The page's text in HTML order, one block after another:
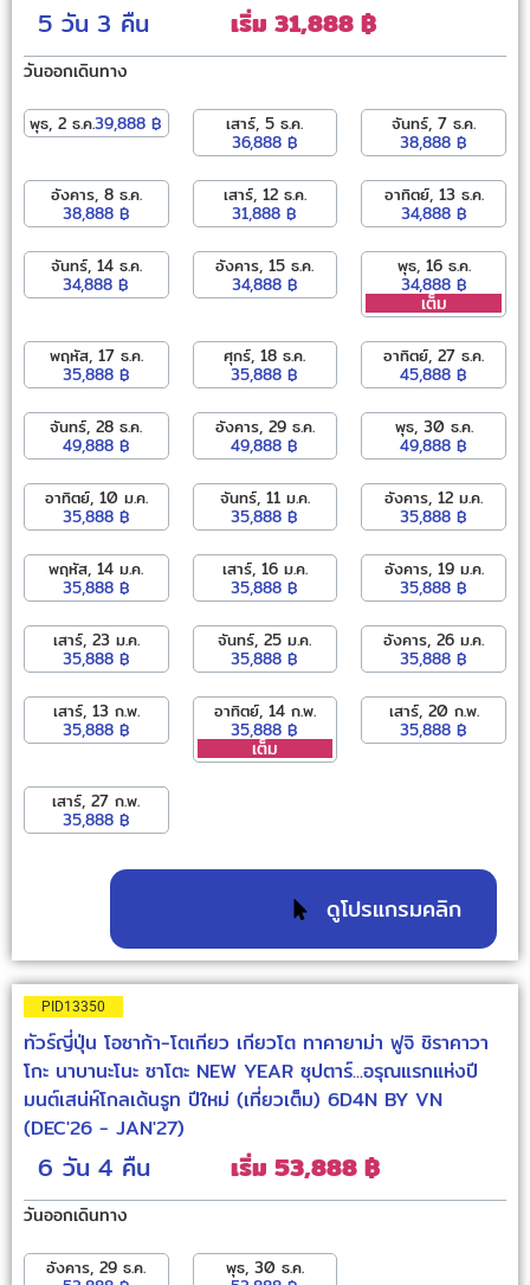
5 วัน 3 คืน เริ่ม 31,888 ฿
วันออกเดินทาง
พุธ, 2 ธ.ค.39,888 ฿
เสาร์, 5 ธ.ค.
36,888 ฿
จันทร์, 7 ธ.ค.
38,888 ฿
อังคาร, 8 ธ.ค.
38,888 ฿
เสาร์, 12 ธ.ค.
31,888 ฿
อาทิตย์, 13 ธ.ค.
34,888 ฿
จันทร์, 14 ธ.ค.
34,888 ฿
อังคาร, 15 ธ.ค.
34,888 ฿
พุธ, 16 ธ.ค.
34,888 ฿
เต็ม
พฤหัส, 17 ธ.ค.
35,888 ฿
ศุกร์, 18 ธ.ค.
35,888 ฿
อาทิตย์, 27 ธ.ค.
45,888 ฿
จันทร์, 28 ธ.ค.
49,888 ฿
อังคาร, 29 ธ.ค.
49,888 ฿
พุธ, 30 ธ.ค.
49,888 ฿
อาทิตย์, 10 ม.ค.
35,888 ฿
จันทร์, 11 ม.ค.
35,888 ฿
อังคาร, 12 ม.ค.
35,888 ฿
พฤหัส, 14 ม.ค.
35,888 ฿
เสาร์, 16 ม.ค.
35,888 ฿
อังคาร, 19 ม.ค.
35,888 ฿
เสาร์, 23 ม.ค.
35,888 ฿
จันทร์, 25 ม.ค.
35,888 ฿
อังคาร, 26 ม.ค.
35,888 ฿
เสาร์, 13 ก.พ.
35,888 ฿
อาทิตย์, 14 ก.พ.
35,888 ฿
เต็ม
เสาร์, 20 ก.พ.
35,888 ฿
เสาร์, 27 ก.พ.
35,888 ฿
ดูโปรแกรมคลิก
PID13350
ทัวร์ญี่ปุ่น โอซาก้า-โตเกียว เกียวโต ทาคายาม่า ฟูจิ ชิราคาวา
โกะ นาบานะโนะ ซาโตะ NEW YEAR ซุปตาร์...อรุณแรกแห่งปี
มนต์เสน่ห์โกลเด้นรูท ปีใหม่ (เที่ยวเต็ม) 6D4N BY VN
(DEC'26 - JAN'27)
6 วัน 4 คืน เริ่ม 53,888 ฿
วันออกเดินทาง
อังคาร, 29 ธ.ค.
พุธ, 30 ธ.ค.